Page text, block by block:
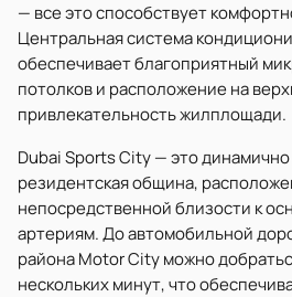
— все это способствует
Центральная система
обеспечивает благоприятный
потолков и расположение на
привлекательность жилплощади.
Dubai Sports City — это
резидентская община,
непосредственной близости к
артериям. До автомобильной
района Motor City можно
нескольких минут, что